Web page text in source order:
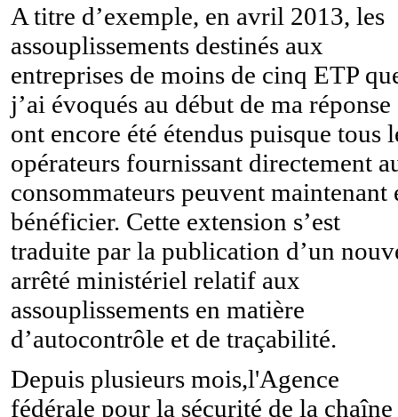
A titre d’exemple, en avril 2013, les
assouplissements destinés aux
entreprises de moins de cinq ETP
j’ai évoqués au début de ma réponse
ont encore été étendus puisque tous
opérateurs fournissant directement
consommateurs peuvent maintenant
bénéficier. Cette extension s’est
traduite par la publication d’un
arrêté ministériel relatif aux
assouplissements en matière
d’autocontrôle et de traçabilité.
Depuis plusieurs mois,l'Agence
fédérale pour la sécurité de la chaîne